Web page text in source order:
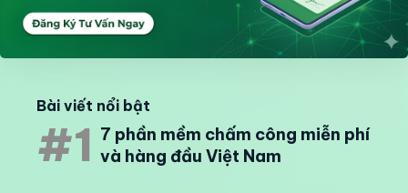
Bài viết nổi bật
#1 7 phần mềm chấm công miễn phí
và hàng đầu Việt Nam